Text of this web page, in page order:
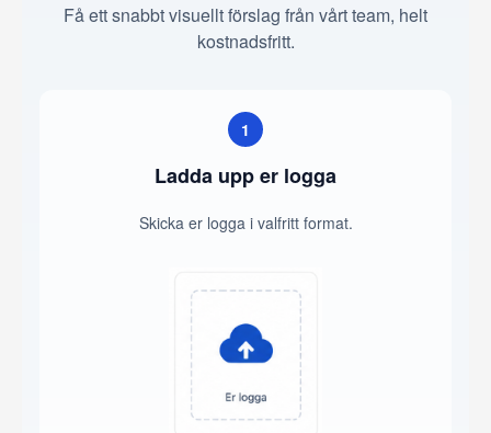
Få ett snabbt visuellt förslag från vårt team, helt
kostnadsfritt.
1
Ladda upp er logga
Skicka er logga i valfritt format.